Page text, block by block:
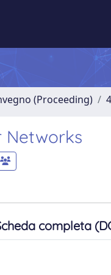
(Proceeding)
Networks
completa